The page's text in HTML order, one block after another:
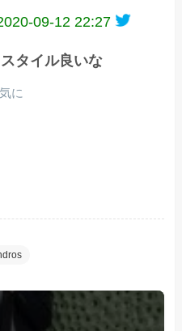
09-12 22:27
タイル良いな
に